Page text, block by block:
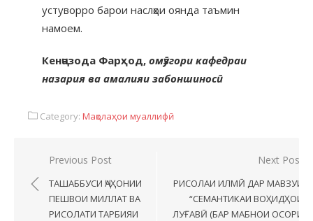
устуворро барои наслҳои оянда таъмин
намоем.
Кенҷазода Фарҳод, омӯзгори кафедраи
назария ва амалияи забоншиносӣ
Category: Мақолаҳои муаллифӣ
Previous Post
ТАШАББУСИ ҶАҲОНИИ
ПЕШВОИ МИЛЛАТ ВА
РИСОЛАТИ ТАРБИЯИ
Next Post
РИСОЛАИ ИЛМӢ ДАР МАВЗУИ
“СЕМАНТИКАИ ВОҲИДҲОИ
ЛУҒАВӢ (БАР МАБНОИ ОСОРИ